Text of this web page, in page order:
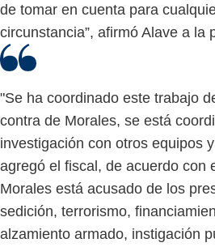
de tomar en cuenta para
circunstancia”, afirmó Alave a la
"Se ha coordinado este trabajo
contra de Morales, se está
investigación con otros equipos
agregó el fiscal, de acuerdo con
Morales está acusado de los
sedición, terrorismo,
alzamiento armado, instigación